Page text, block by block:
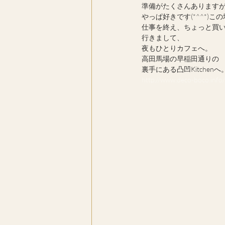
準備がたくさんありますが
やっぱ好きです(*^^*)この
仕事を終え、ちょっと買
行きまして、
夜もひとりカフェへ。
高田馬場の早稲田通りの
裏手にある凸凹Kitchenへ。